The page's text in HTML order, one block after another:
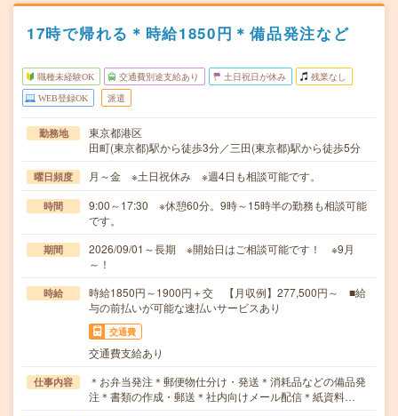
17時で帰れる＊時給1850円＊備品発注など
職種未経験OK 交通費別途支給あり 土日祝日が休み 残業なし
WEB登録OK 派遣
勤務地
東京都港区
田町(東京都)駅から徒歩3分／三田(東京都)駅から徒歩5分
曜日頻度 月～金 ※土日祝休み ※週4日も相談可能です。
時間
9:00～17:30 ※休憩60分。9時～15時半の勤務も相談可能
です。
期間
2026/09/01～長期 ※開始日はご相談可能です！ ※9月
～！
時給
時給1850円～1900円＋交 【月収例】277,500円～ ■給
与の前払いが可能な速払いサービスあり
交通費
交通費支給あり
仕事内容
＊お弁当発注＊郵便物仕分け・発送＊消耗品などの備品発
注＊書類の作成・郵送＊社内向けメール配信＊紙資料…